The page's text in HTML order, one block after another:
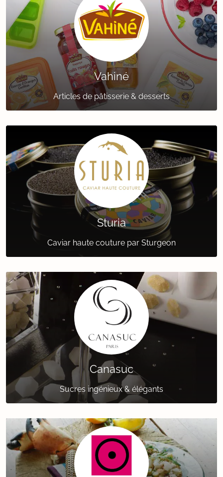
Vahiné
Articles de pâtisserie & desserts
Sturia
Caviar haute couture par Sturgeon
Canasuc
Sucres ingénieux & élégants